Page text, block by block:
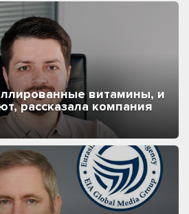
витамины, и
рассказала компания